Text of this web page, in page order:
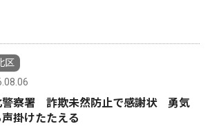
区
警察署 詐欺未然防止で感謝状 勇気
掛けたたえる